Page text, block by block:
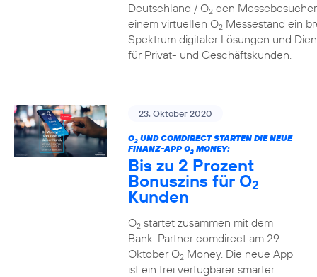
Deutschland / O2den
einem virtuellen O2Messestand ein
Spektrum digitaler Lösungen und
für Privat- und Geschäftskunden.
23. Oktober 2020
O2UND COMDIRECT STARTEN DIE NEUE
FINANZ-APP O2MONEY:
Bis zu 2 Prozent
Bonuszins für O2
Kunden
O2startet zusammen mit dem
Bank-Partner comdirect am 29.
Oktober O2Money. Die neue App
ist ein frei verfügbarer smarter